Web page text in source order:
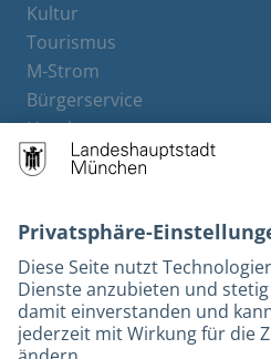
Kultur
Tourismus
M-Strom
Bürgerservice
Hotels
Barrierefreiheit
Leichte Sprache
Gebärdensprache
Datenschutz